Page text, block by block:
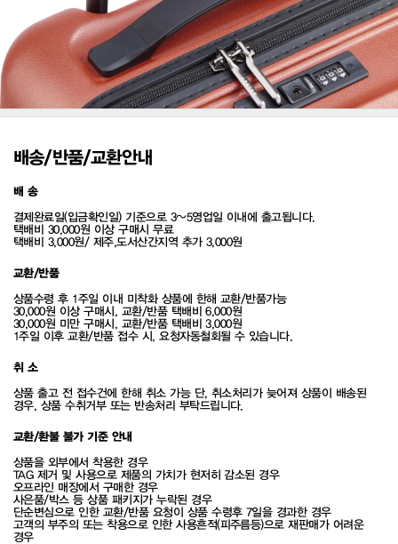
배송/반품/교환안내
배 송
결제완료일(입금확인일) 기준으로 3~5영업일 이내에 출고됩니다.
택배비 30,000원 이상 구매시 무료
택배비 3,000원/ 제주,도서산간지역 추가 3,000원
교환/반품
상품수령 후 1주일 이내 미착화 상품에 한해 교환/반품가능
30,000원 이상 구매시, 교환/반품 택배비 6,000원
30,000원 미만 구매시, 교환/반품 택배비 3,000원
1주일 이후 교환/반품 접수 시, 요청자동철회될 수 있습니다.
취 소
상품 출고 전 접수건에 한해 취소 가능 단, 취소처리가 늦어져 상품이 배송된
경우, 상품 수취거부 또는 반송처리 부탁드립니다.
교환/환불 불가 기준 안내
상품을 외부에서 착용한 경우
TAG 제거 및 사용으로 제품의 가치가 현저히 감소된 경우
오프라인 매장에서 구매한 경우
사은품/박스 등 상품 패키지가 누락된 경우
단순변심으로 인한 교환/반품 요청이 상품 수령후 7일을 경과한 경우
고객의 부주의 또는 착용으로 인한 사용흔적(피주름등)으로 재판매가 어려운
경우